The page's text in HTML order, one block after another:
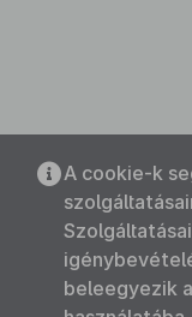
A cookie-k
beleegyezik